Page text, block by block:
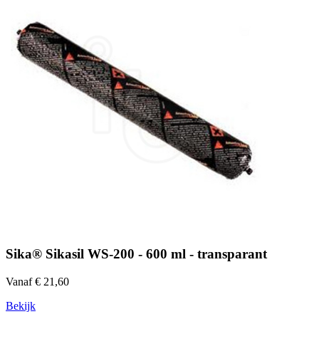
Sika® Sikasil WS-200 - 600 ml - transparant
Vanaf € 21,60
Bekijk